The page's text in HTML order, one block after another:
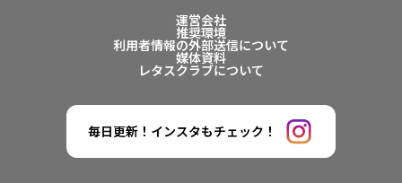
運営会社
推奨環境
利用者情報の外部送信について
媒体資料
レタスクラブについて
毎日更新！インスタもチェック！